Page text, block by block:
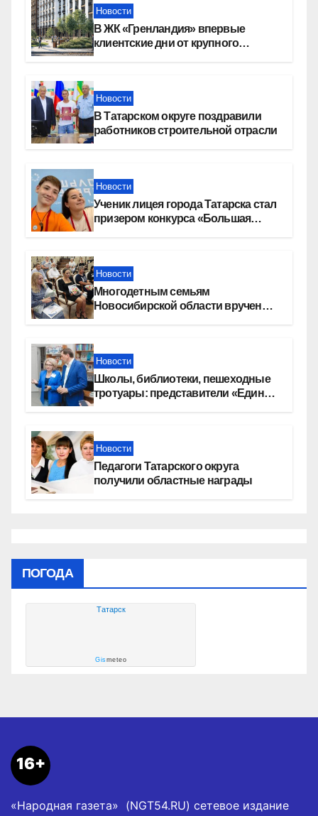
Новости
В ЖК «Гренландия» впервые
клиентские дни от крупного
Новости
В Татарском округе поздравили
работников строительной отрасли
Новости
Ученик лицея города Татарска стал
призером конкурса «Большая
Новости
Многодетным семьям
Новосибирской области вручены
Новости
Школы, библиотеки, пешеходные
тротуары: представители «Единой
Новости
Педагоги Татарского округа
получили областные награды
ПОГОДА
Татарск
Gismeteo
16+
«Народная газета» (NGT54.RU) сетевое издание